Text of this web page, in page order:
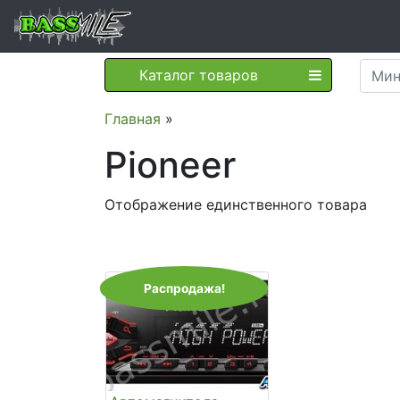
Каталог товаров
Главная »
Pioneer
Отображение единственного товара
Распродажа!